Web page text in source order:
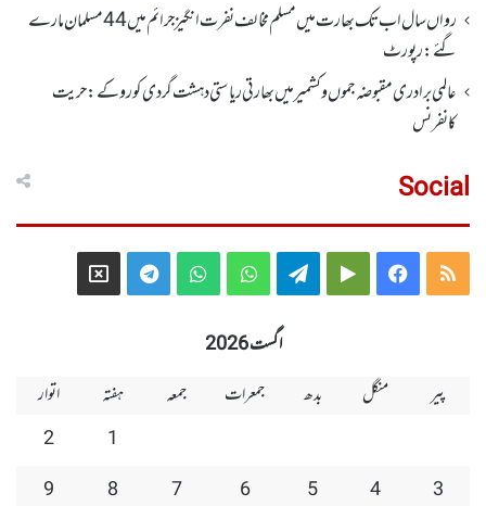
رواں سال اب تک بھارت میں مسلم مخالف نفرت انگیز جرائم میں 44 مسلمان مارے
گئے: رپورٹ
عالمی برادری مقبوضہ جموں وکشمیر میں بھارتی ریاستی دہشت گردی کو روکے : حریت
کانفرنس
Social
RSS
Facebook
Google
Telegram
WhatsApp
WhatsApp
Telegram
X
اگست 2026
پیر
منگل بدھ جمعرات جمعہ ہفتہ
اتوار
1
2
3
4
5
6
7
8
9